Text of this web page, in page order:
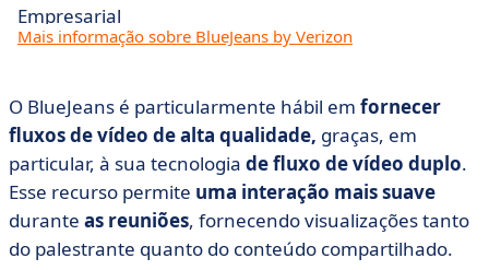
Empresarial
Mais informação sobre BlueJeans by Verizon
O BlueJeans é particularmente hábil em fornecer
fluxos de vídeo de alta qualidade, graças, em
particular, à sua tecnologia de fluxo de vídeo duplo.
Esse recurso permite uma interação mais suave
durante as reuniões, fornecendo visualizações tanto
do palestrante quanto do conteúdo compartilhado.